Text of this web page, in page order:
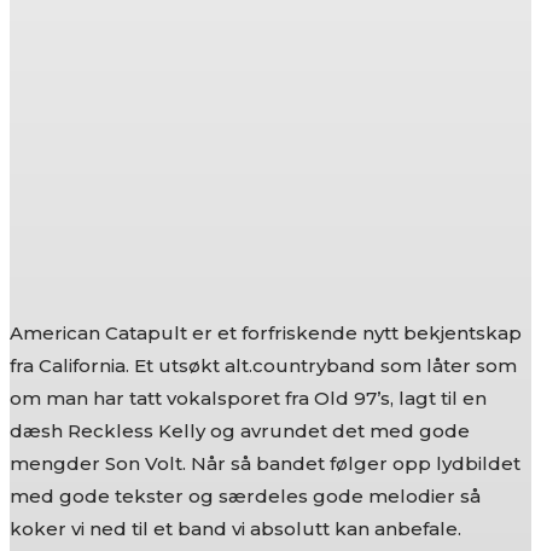
American Catapult er et forfriskende nytt bekjentskap
fra California. Et utsøkt alt.countryband som låter som
om man har tatt vokalsporet fra Old 97’s, lagt til en
dæsh Reckless Kelly og avrundet det med gode
mengder Son Volt. Når så bandet følger opp lydbildet
med gode tekster og særdeles gode melodier så
koker vi ned til et band vi absolutt kan anbefale.